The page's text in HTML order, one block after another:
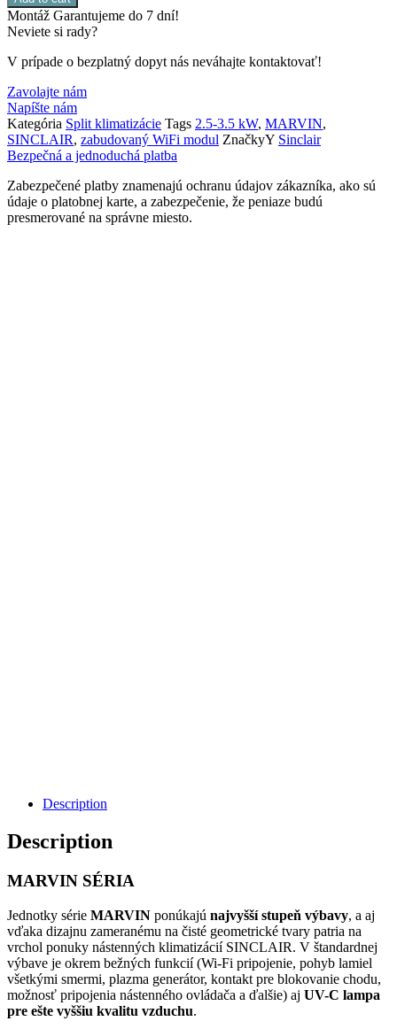
SIH-
09BIMN/SOH-
09BIM
NAVY
quantity
Montáž Garantujeme do 7 dní!
Neviete si rady?
V prípade o bezplatný dopyt nás neváhajte kontaktovať!
Zavolajte nám
Napíšte nám
Kategória Split klimatizácie Tags 2.5-3.5 kW, MARVIN,
SINCLAIR, zabudovaný WiFi modul ZnačkyY Sinclair
Bezpečná a jednoduchá platba
Zabezpečené platby znamenajú ochranu údajov zákazníka, ako sú
údaje o platobnej karte, a zabezpečenie, že peniaze budú
presmerované na správne miesto.
Description
Description
MARVIN SÉRIA
Jednotky série MARVIN ponúkajú najvyšší stupeň výbavy, a aj
vďaka dizajnu zameranému na čisté geometrické tvary patria na
vrchol ponuky nástenných klimatizácií SINCLAIR. V štandardnej
výbave je okrem bežných funkcií (Wi-Fi pripojenie, pohyb lamiel
všetkými smermi, plazma generátor, kontakt pre blokovanie chodu,
možnosť pripojenia nástenného ovládača a ďalšie) aj UV-C lampa
pre ešte vyššiu kvalitu vzduchu.